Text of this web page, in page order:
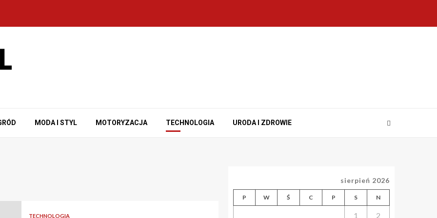
MODA I STYL MOTORYZACJA TECHNOLOGIA URODA I ZDROWIE
TECHNOLOGIA
sierpień 2026
P W Ś C P S N
1 2